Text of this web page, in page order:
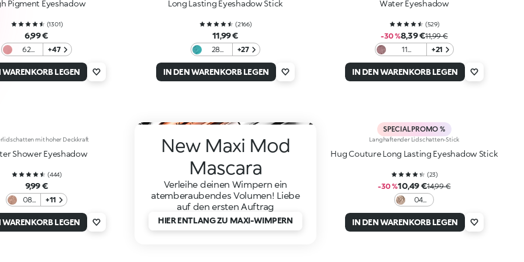
schimmernd.
Pigment Eyeshadow
(1301)
6,99 €
62
Mauve
+47
WARENKORB LEGEN
Long Lasting Eyeshadow Stick
(2166)
11,99 €
28
Green
+27
IN DEN WARENKORB LEGEN
Water Eyeshadow
(529)
-30 %8,39 €11,99 €
11
+21
IN DEN WARENKORB LEGEN
mit hoher Deckkraft
Shower Eyeshadow
(444)
9,99 €
08
the
Rose
+11
WARENKORB LEGEN
New Maxi Mod
Mascara
Verleihe deinen Wimpern ein
atemberaubendes Volumen! Liebe
auf den ersten Auftrag
HIER ENTLANG ZU MAXI-WIMPERN
SPECIAL PROMO %
Langhaftender Lidschatten-Stick
Hug Couture Long Lasting Eyeshadow Stick
(23)
-30 %10,49 €14,99 €
04
Veil
IN DEN WARENKORB LEGEN